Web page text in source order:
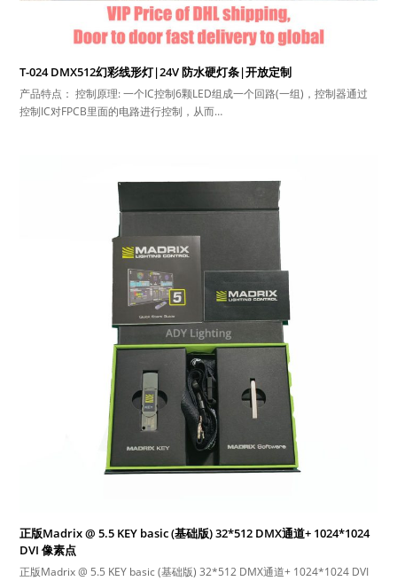
T-024 DMX512幻彩线形灯|24V 防水硬灯条|开放定制
产品特点： 控制原理: 一个IC控制6颗LED组成一个回路(一组)，控制器通过
控制IC对FPCB里面的电路进行控制，从而…
正版Madrix @ 5.5 KEY basic (基础版) 32*512 DMX通道+ 1024*1024
DVI 像素点
正版Madrix @ 5.5 KEY basic (基础版) 32*512 DMX通道+ 1024*1024 DVI